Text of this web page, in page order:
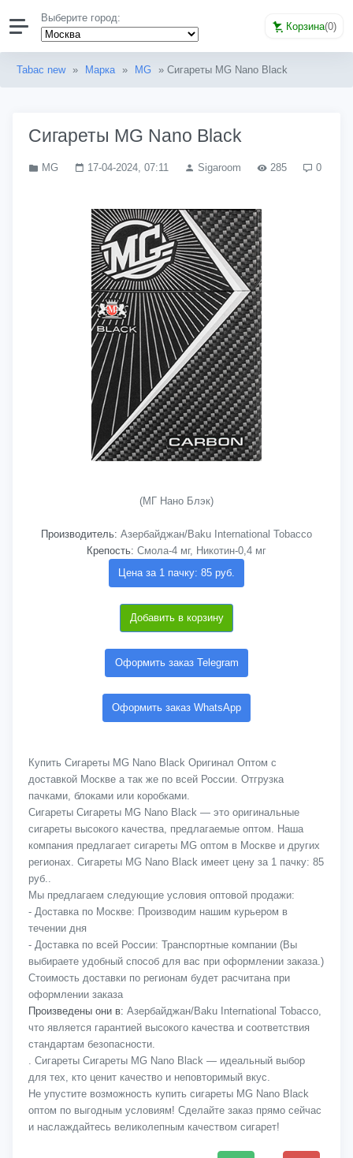
Выберите город:
Корзина(0)
Tabac new » Марка » MG » Сигареты MG Nano Black
Сигареты MG Nano Black
MG 17-04-2024, 07:11 Sigaroom 285 0
(МГ Нано Блэк)
Производитель: Азербайджан/Baku International Tobacco
Крепость: Смола-4 мг, Никотин-0,4 мг
Цена за 1 пачку: 85 руб.
Добавить в корзину
Оформить заказ Telegram
Оформить заказ WhatsApp
Купить Сигареты MG Nano Black Оригинал Оптом с
доставкой Москве а так же по всей России. Отгрузка
пачками, блоками или коробками.
Сигареты Сигареты MG Nano Black — это оригинальные
сигареты высокого качества, предлагаемые оптом. Наша
компания предлагает сигареты MG оптом в Москве и других
регионах. Сигареты MG Nano Black имеет цену за 1 пачку: 85
руб..
Мы предлагаем следующие условия оптовой продажи:
- Доставка по Москве: Производим нашим курьером в
течении дня
- Доставка по всей России: Транспортные компании (Вы
выбираете удобный способ для вас при оформлении заказа.)
Стоимость доставки по регионам будет расчитана при
оформлении заказа
Произведены они в: Азербайджан/Baku International Tobacco,
что является гарантией высокого качества и соответствия
стандартам безопасности.
. Сигареты Сигареты MG Nano Black — идеальный выбор
для тех, кто ценит качество и неповторимый вкус.
Не упустите возможность купить сигареты MG Nano Black
оптом по выгодным условиям! Сделайте заказ прямо сейчас
и наслаждайтесь великолепным качеством сигарет!